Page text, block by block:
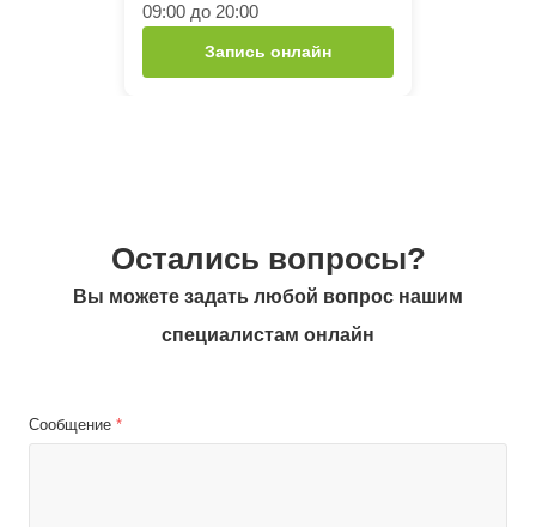
09:00 до 20:00
Запись онлайн
Остались вопросы?
Вы можете задать любой вопрос нашим
специалистам онлайн
Сообщение *